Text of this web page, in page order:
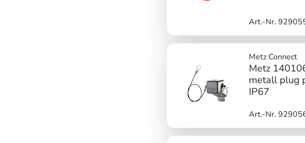
Art.-Nr.
Metz Connect
Metz
metall plug
IP67
Art.-Nr.